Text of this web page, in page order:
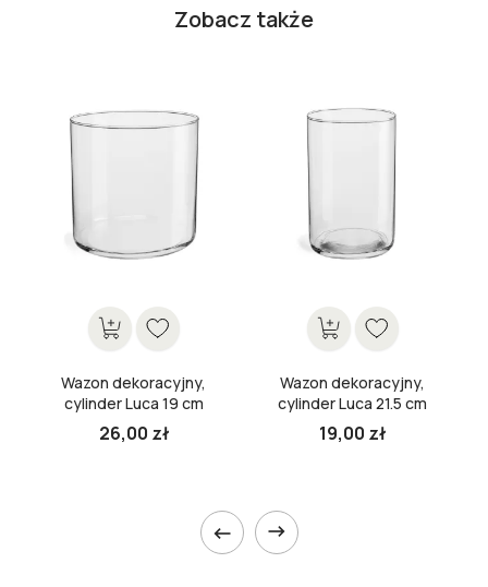
Zobacz także
Wazon dekoracyjny,
cylinder Luca 19 cm
26,00 zł
Wazon dekoracyjny,
cylinder Luca 21.5 cm
19,00 zł
 